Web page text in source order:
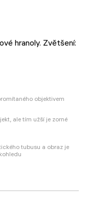
hranoly. Zvětšení:
objektivem
ale tím užší je zorné
tubusu a obraz je